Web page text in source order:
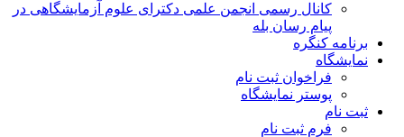
کانال رسمی انجمن علمی دکترای علوم آزمایشگاهی در
پیام رسان بله
برنامه کنگره
نمایشگاه
فراخوان ثبت نام
پوستر نمایشگاه
ثبت نام
فرم ثبت نام